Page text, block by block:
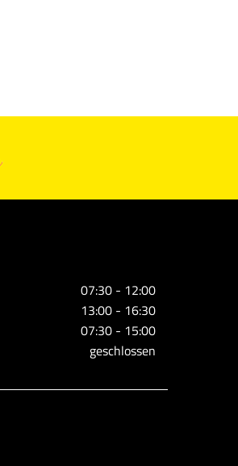
07:30 - 12:00
13:00 - 16:30
07:30 - 15:00
geschlossen